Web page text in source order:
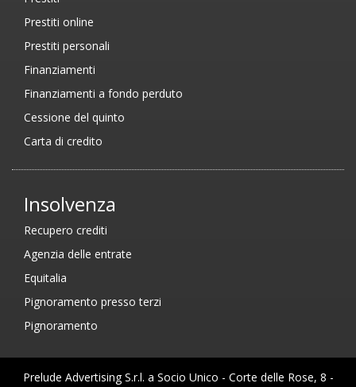
Prestiti online
Prestiti personali
Finanziamenti
Finanziamenti a fondo perduto
Cessione del quinto
Carta di credito
Insolvenza
Recupero crediti
Agenzia delle entrate
Equitalia
Pignoramento presso terzi
Pignoramento
Prelude Advertising S.r.l. a Socio Unico - Corte delle Rose, 8 -